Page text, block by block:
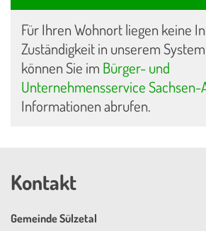
Für Ihren Wohnort liegen keine
Zuständigkeit in unserem
können Sie im Bürger- und
Unternehmensservice Sachsen-
Informationen abrufen.
Kontakt
Gemeinde Sülzetal